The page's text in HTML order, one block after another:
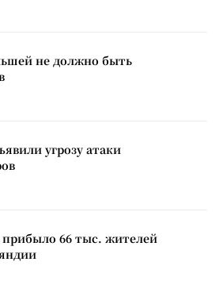
не должно быть
угрозу атаки
прибыло 66 тыс. жителей